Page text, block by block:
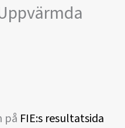
på FIE:s resultatsida